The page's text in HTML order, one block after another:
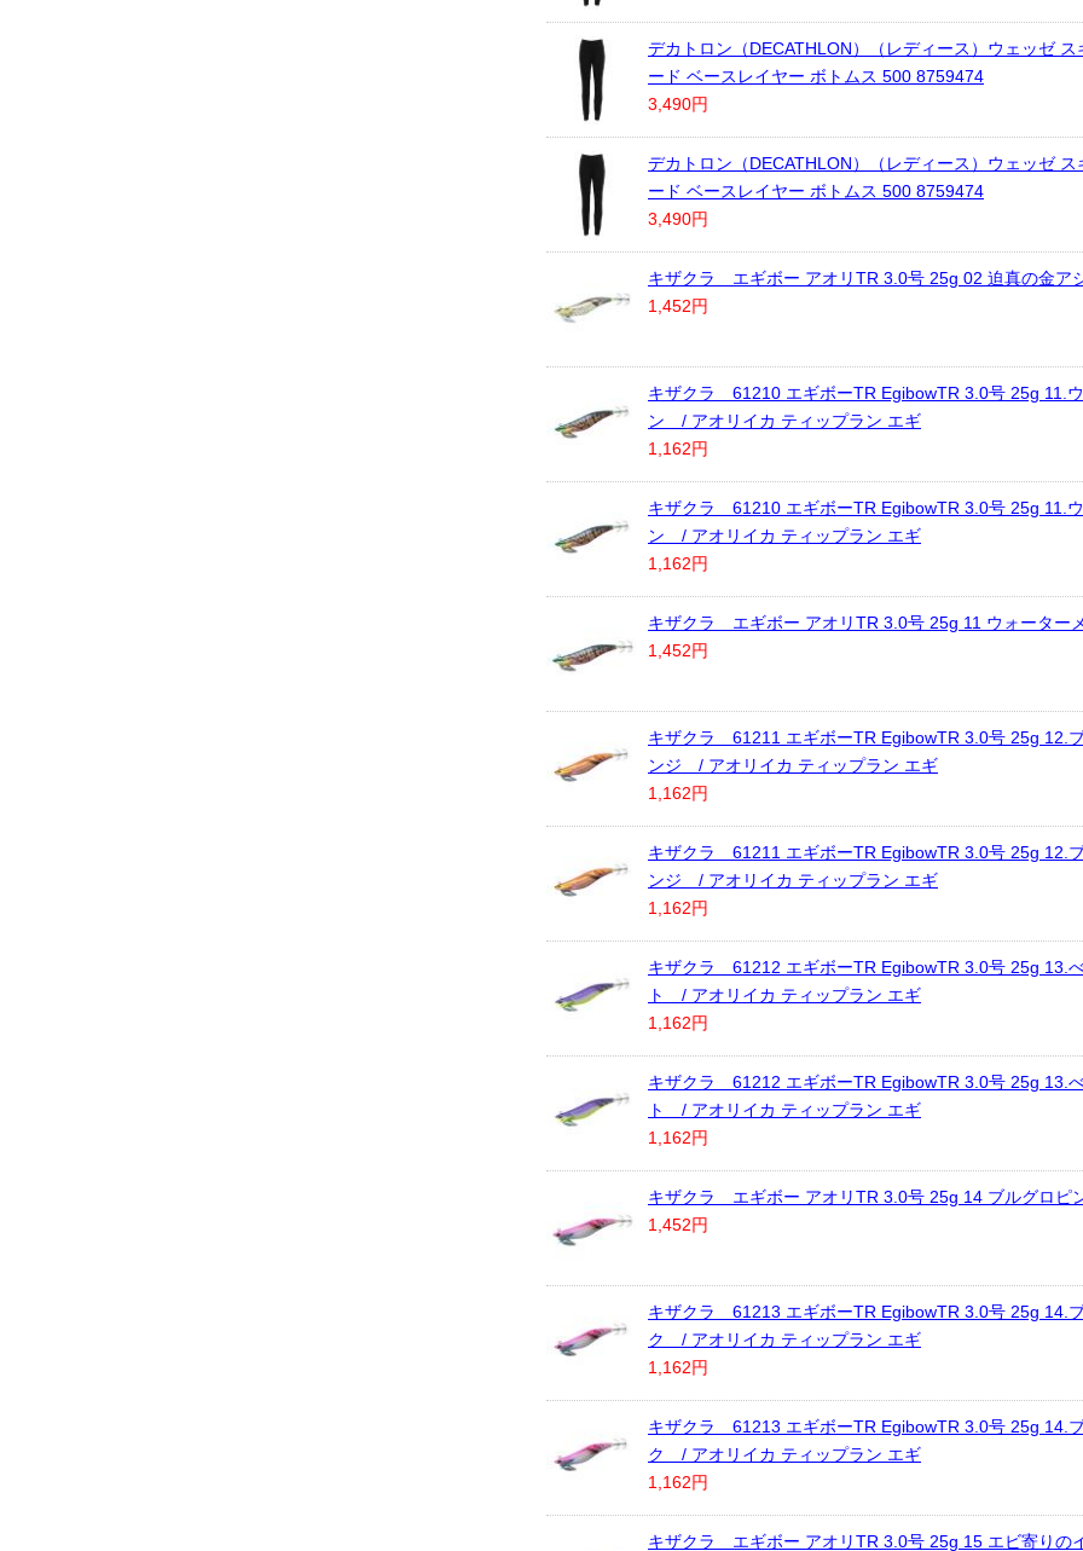
デカトロン（DECATHLON）（レディース）ウェッゼ ス
ード ベースレイヤー ボトムス 500 8759474
3,490円
デカトロン（DECATHLON）（レディース）ウェッゼ ス
ード ベースレイヤー ボトムス 500 8759474
3,490円
キザクラ エギボー アオリTR 3.0号 25g 02 迫真の金ア
1,452円
キザクラ 61210 エギボーTR EgibowTR 3.0号 25g 11.
ン / アオリイカ ティップラン エギ
1,162円
キザクラ 61210 エギボーTR EgibowTR 3.0号 25g 11.
ン / アオリイカ ティップラン エギ
1,162円
キザクラ エギボー アオリTR 3.0号 25g 11 ウォーター
1,452円
キザクラ 61211 エギボーTR EgibowTR 3.0号 25g 12.
ンジ / アオリイカ ティップラン エギ
1,162円
キザクラ 61211 エギボーTR EgibowTR 3.0号 25g 12.
ンジ / アオリイカ ティップラン エギ
1,162円
キザクラ 61212 エギボーTR EgibowTR 3.0号 25g 13.
ト / アオリイカ ティップラン エギ
1,162円
キザクラ 61212 エギボーTR EgibowTR 3.0号 25g 13.
ト / アオリイカ ティップラン エギ
1,162円
キザクラ エギボー アオリTR 3.0号 25g 14 ブルグロピ
1,452円
キザクラ 61213 エギボーTR EgibowTR 3.0号 25g 14.
ク / アオリイカ ティップラン エギ
1,162円
キザクラ 61213 エギボーTR EgibowTR 3.0号 25g 14.
ク / アオリイカ ティップラン エギ
1,162円
キザクラ エギボー アオリTR 3.0号 25g 15 エビ寄りの